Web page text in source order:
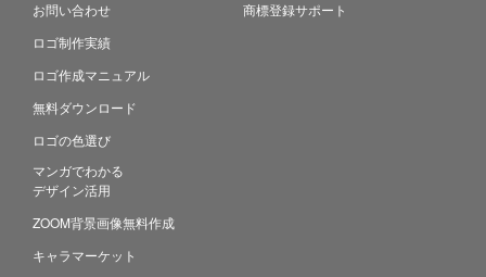
お問い合わせ
ロゴ制作実績
ロゴ作成マニュアル
無料ダウンロード
ロゴの色選び
マンガでわかる
デザイン活用
ZOOM背景画像無料作成
キャラマーケット
商標登録サポート